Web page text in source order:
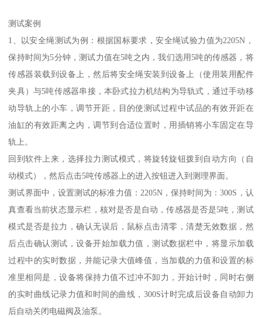
测试案例
1、以安全绳测试为例：根据国标要求，安全绳试验力值为2205N，
保持时间为5分钟，测试力值在5吨之内，我们选用5吨的传感器，将
传感器装载到设备上，然后将安全绳安装到设备上（使用装用配件
夹具）与5吨传感器串接，本卧式拉力机结构为导轨式，通过手动移
动导轨上的小车，调节开距，目的使测试过程中试品的有效开距在
油缸的有效距离之内，调节到合适位置时，用插销将小车固定在导
轨上。
回到软件上来，选择拉力测试模式，将旋转旋钮拨到自动方向（自
动模式），然后点击5吨传感器上的进入按钮进入到测理界面。
测试界面中，设置测试的标准力值：2205N，保持时间为：300S，认
真查看当前状态显示栏，核对是否是自动，传感器是否是5吨，测试
模式是否是拉力，确认无误后，鼠标点击清零，清楚无效数据，然
后点击确认测试，设备开始加载力值，测试数据栏中，将显示加载
过程中的实时数据，并能记录大值峰值，当加载的力值和设置的标
准里相同是，设备将保持力值不过冲不卸力，开始计时，同时右侧
的实时曲线记录力值和时间的曲线，300S计时完成后设备自动卸力
后自动关闭电磁阀及油泵。